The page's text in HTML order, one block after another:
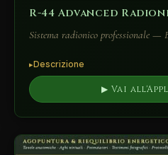
R-44 Advanced
Sistema radionico professionale —
Descrizione
▶ Vai